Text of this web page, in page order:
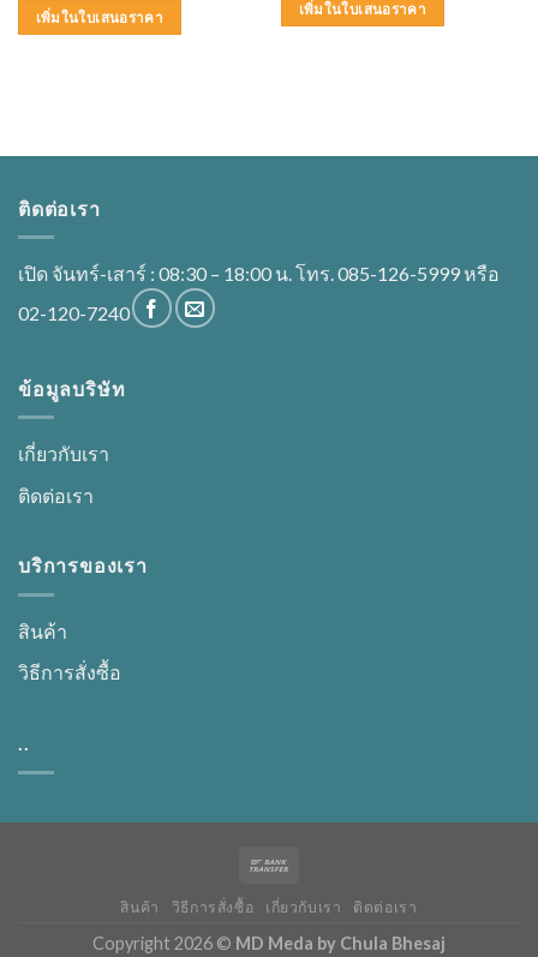
เพิ่มในใบเสนอราคา เพิ่มในใบเสนอราคา
ติดต่อเรา
เปิด จันทร์-เสาร์ : 08:30 – 18:00 น. โทร. 085-126-5999 หรือ
02-120-7240
ข้อมูลบริษัท
เกี่ยวกับเรา
ติดต่อเรา
บริการของเรา
สินค้า
วิธีการสั่งซื้อ
..
สินค้า วิธีการสั่งซื้อ เกี่ยวกับเรา ติดต่อเรา
Copyright 2026 © MD Meda by Chula Bhesaj